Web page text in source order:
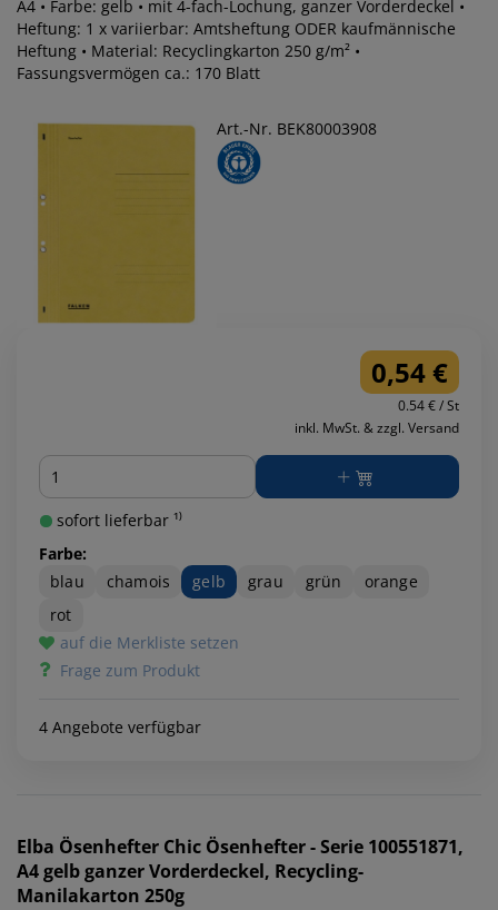
A4 • Farbe: gelb • mit 4-fach-Lochung, ganzer Vorderdeckel •
Heftung: 1 x variierbar: Amtsheftung ODER kaufmännische
Heftung • Material: Recyclingkarton 250 g/m² •
Fassungsvermögen ca.: 170 Blatt
Art.-Nr. BEK80003908
0,54 €
0.54 € / St
inkl. MwSt. & zzgl. Versand
Menge
sofort lieferbar ¹⁾
Farbe:
blau
chamois gelb grau grün
orange
rot
auf die Merkliste setzen
Frage zum Produkt
4 Angebote verfügbar
Elba Ösenhefter Chic Ösenhefter - Serie 100551871,
A4 gelb ganzer Vorderdeckel, Recycling-
Manilakarton 250g